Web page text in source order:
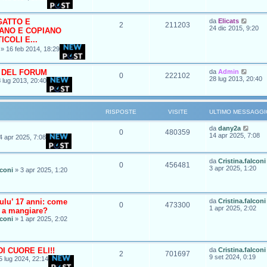
E
E COPIANO
E...
» 16 feb 2014, 18:29
2 211203 da Elicats
24 dic 2015, 9:20
FORUM
lug 2013, 20:40
0 222102 da Admin
28 lug 2013, 20:40
RISPOSTE VISITE ULTIMO
apr 2025, 7:08
0 480359 da dany2a
14 apr 2025, 7:08
» 3 apr 2025, 1:20
0 456481 da Cristina.falconi
3 apr 2025, 1:20
17 anni: come
mangiare?
» 1 apr 2025, 2:02
0 473300 da Cristina.falconi
1 apr 2025, 2:02
CUORE ELI!!
lug 2024, 22:14
2 701697 da Cristina.falconi
9 set 2024, 0:19